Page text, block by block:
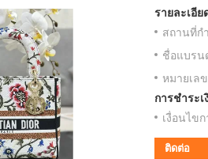
รายละเอี
สถานที่ก
ชื่อแบรน
หมายเล
การชำระเ
เงื่อนไข
ติดต่อ